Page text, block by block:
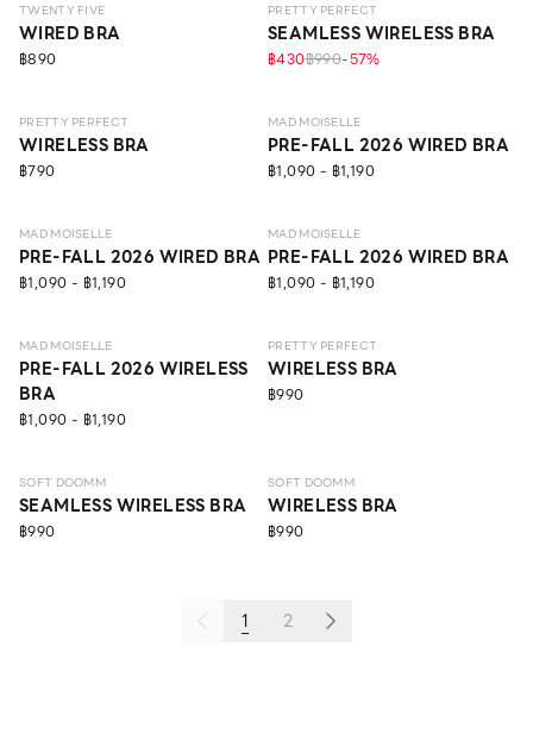
TWENTY FIVE
WIRED BRA
฿890
PRETTY PERFECT
SEAMLESS WIRELESS BRA
฿430฿990-57%
NEW
PRETTY PERFECT
WIRELESS BRA
฿790
NEW LEVEL 1
MAD MOISELLE
PRE-FALL 2026 WIRED BRA
฿1,090 - ฿1,190
NEW
MAD MOISELLE
PRE-FALL 2026 WIRED BRA
฿1,090 - ฿1,190
NEW LEVEL 1
MAD MOISELLE
PRE-FALL 2026 WIRED BRA
฿1,090 - ฿1,190
NEW LEVEL 1
MAD MOISELLE
PRE-FALL 2026 WIRELESS
BRA
฿1,090 - ฿1,190
NO IMAGE
NEW LEVEL 1
PRETTY PERFECT
WIRELESS BRA
฿990
NEW LEVEL 3
SOFT DOOMM
SEAMLESS WIRELESS BRA
฿990
SOFT DOOMM
WIRELESS BRA
฿990
1 2